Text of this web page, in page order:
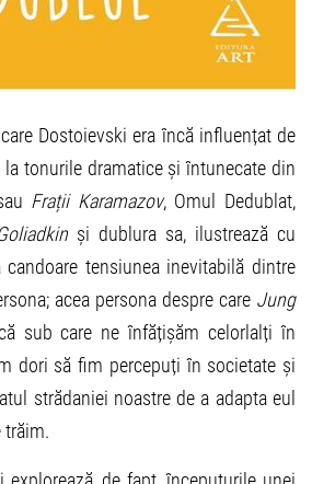
Dostoievski era încă influențat de
tonurile dramatice și întunecate din
Frații Karamazov, Omul Dedublat,
și dublura sa, ilustrează cu
tensiunea inevitabilă dintre
acea persona despre care Jung
sub care ne înfățișăm celorlalți în
dori să fim percepuți în societate și
strădaniei noastre de a adapta eul
trăim.